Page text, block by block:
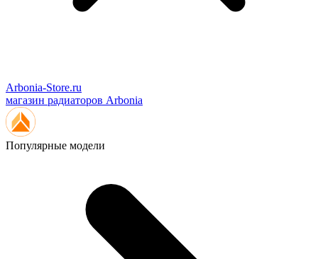
Arbonia-Store.ru
магазин радиаторов Arbonia
Популярные модели